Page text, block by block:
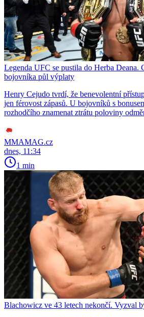
Legenda UFC se pustila do Herba Deana.
bojovníka půl výplaty
Henry Cejudo tvrdí, že benevolentní
jen férovost zápasů. U bojovníků s
rozhodčího znamenat ztrátu poloviny
MMAMAG.cz
dnes, 11:34
1 min
Blachowicz ve 43 letech nekončí. Vyzval